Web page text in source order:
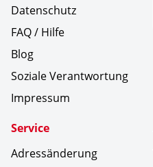
Datenschutz
FAQ / Hilfe
Blog
Soziale Verantwortung
Impressum
Service
Adressänderung